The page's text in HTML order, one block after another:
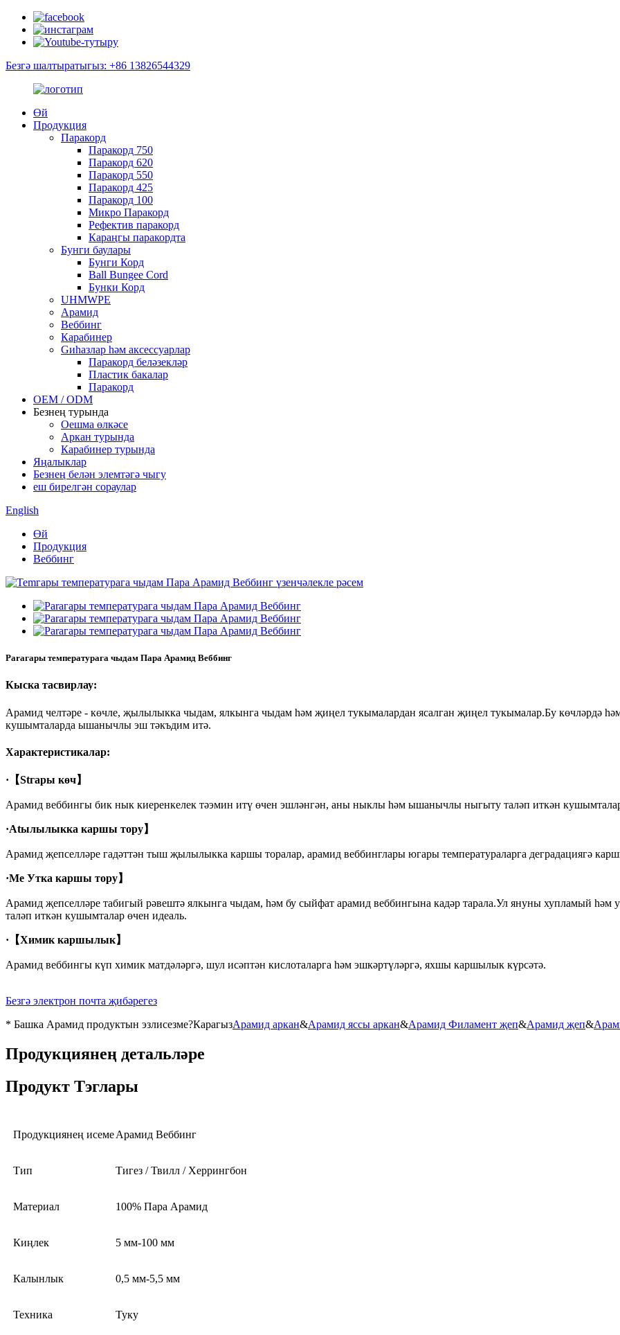
Безгә шалтыратыгыз: +86 13826544329
Өй
Продукция
Паракорд
Паракорд 750
Паракорд 620
Паракорд 550
Паракорд 425
Паракорд 100
Микро Паракорд
Рефектив паракорд
Караңгы паракордта
Бунги баулары
Бунги Корд
Ball Bungee Cord
Бунки Корд
UHMWPE
Арамид
Веббинг
Карабинер
Gиһазлар һәм аксессуарлар
Паракорд беләзекләр
Пластик бакалар
Паракорд
OEM / ODM
Безнең турында
Оешма өлкәсе
Аркан турында
Карабинер турында
Яңалыклар
Безнең белән элемтәгә чыгу
еш бирелгән сораулар
English
Өй
Продукция
Веббинг
Paraгары температурага чыдам Пара Арамид Веббинг
Кыска тасвирлау:
Арамид челтәре - көчле, җылылыкка чыдам, ялкынга чыдам һәм җиңел тукымалардан ясалган җиңел тукымалар.Бу көчләрдә
кушымталарда ышанычлы эш тәкъдим итә.
Характеристикалар:
· 【Stгары көч】
Арамид веббингы бик нык киеренкелек тәэмин итү өчен эшләнгән, аны ныклы һәм ышанычлы ныгыту таләп иткән
·Atылылыкка каршы тору】
Арамид җепселләре гадәттән тыш җылылыкка каршы торалар, арамид веббинглары югары температураларга деградациягә
·Me Утка каршы тору】
Арамид җепселләре табигый рәвештә ялкынга чыдам, һәм бу сыйфат арамид веббингына кадәр тарала.Ул януны хупламый һәм
таләп иткән кушымталар өчен идеаль.
· 【Химик каршылык】
Арамид веббингы күп химик матдәләргә, шул исәптән кислоталарга һәм эшкәртүләргә, яхшы каршылык күрсәтә.
Безгә электрон почта җибәрегез
* Башка Арамид продуктын эзлисезме?КарагызАрамид аркан&Арамид яссы аркан&Арамид Филамент җеп&Арамид җеп&
Продукциянең детальләре
Продукт Тэглары
Продукциянең исемеАрамид Веббинг
Тип Тигез / Твилл / Херрингбон
Материал 100% Пара Арамид
Киңлек 5 мм-100 мм
Калынлык 0,5 мм-5,5 мм
Техника Туку